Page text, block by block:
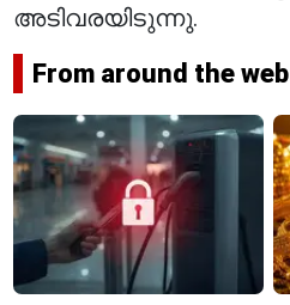
അടിവരയിടുന്നു.
From around the web